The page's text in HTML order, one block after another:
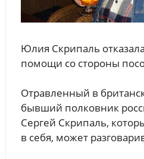
Юлия Скрипаль
помощи со стороны
Отравленный в
бывший полковник
Сергей Скрипаль,
в себя, может